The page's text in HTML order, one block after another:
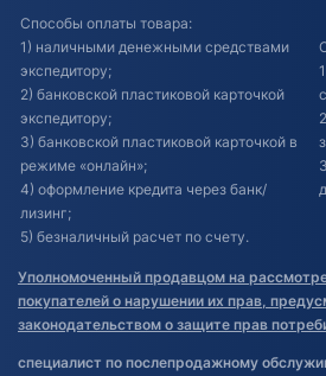
Способы оплаты товара:
1) наличными денежными средствами
экспедитору;
2) банковской пластиковой карточкой
экспедитору;
3) банковской пластиковой карточкой в
режиме «онлайн»;
4) оформление кредита через банк/
лизинг;
5) безналичный расчет по счету.
Уполномоченный продавцом на
покупателей о нарушении их прав,
законодательством о защите прав
специалист по послепродажному